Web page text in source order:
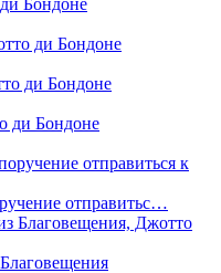
отправитьс…